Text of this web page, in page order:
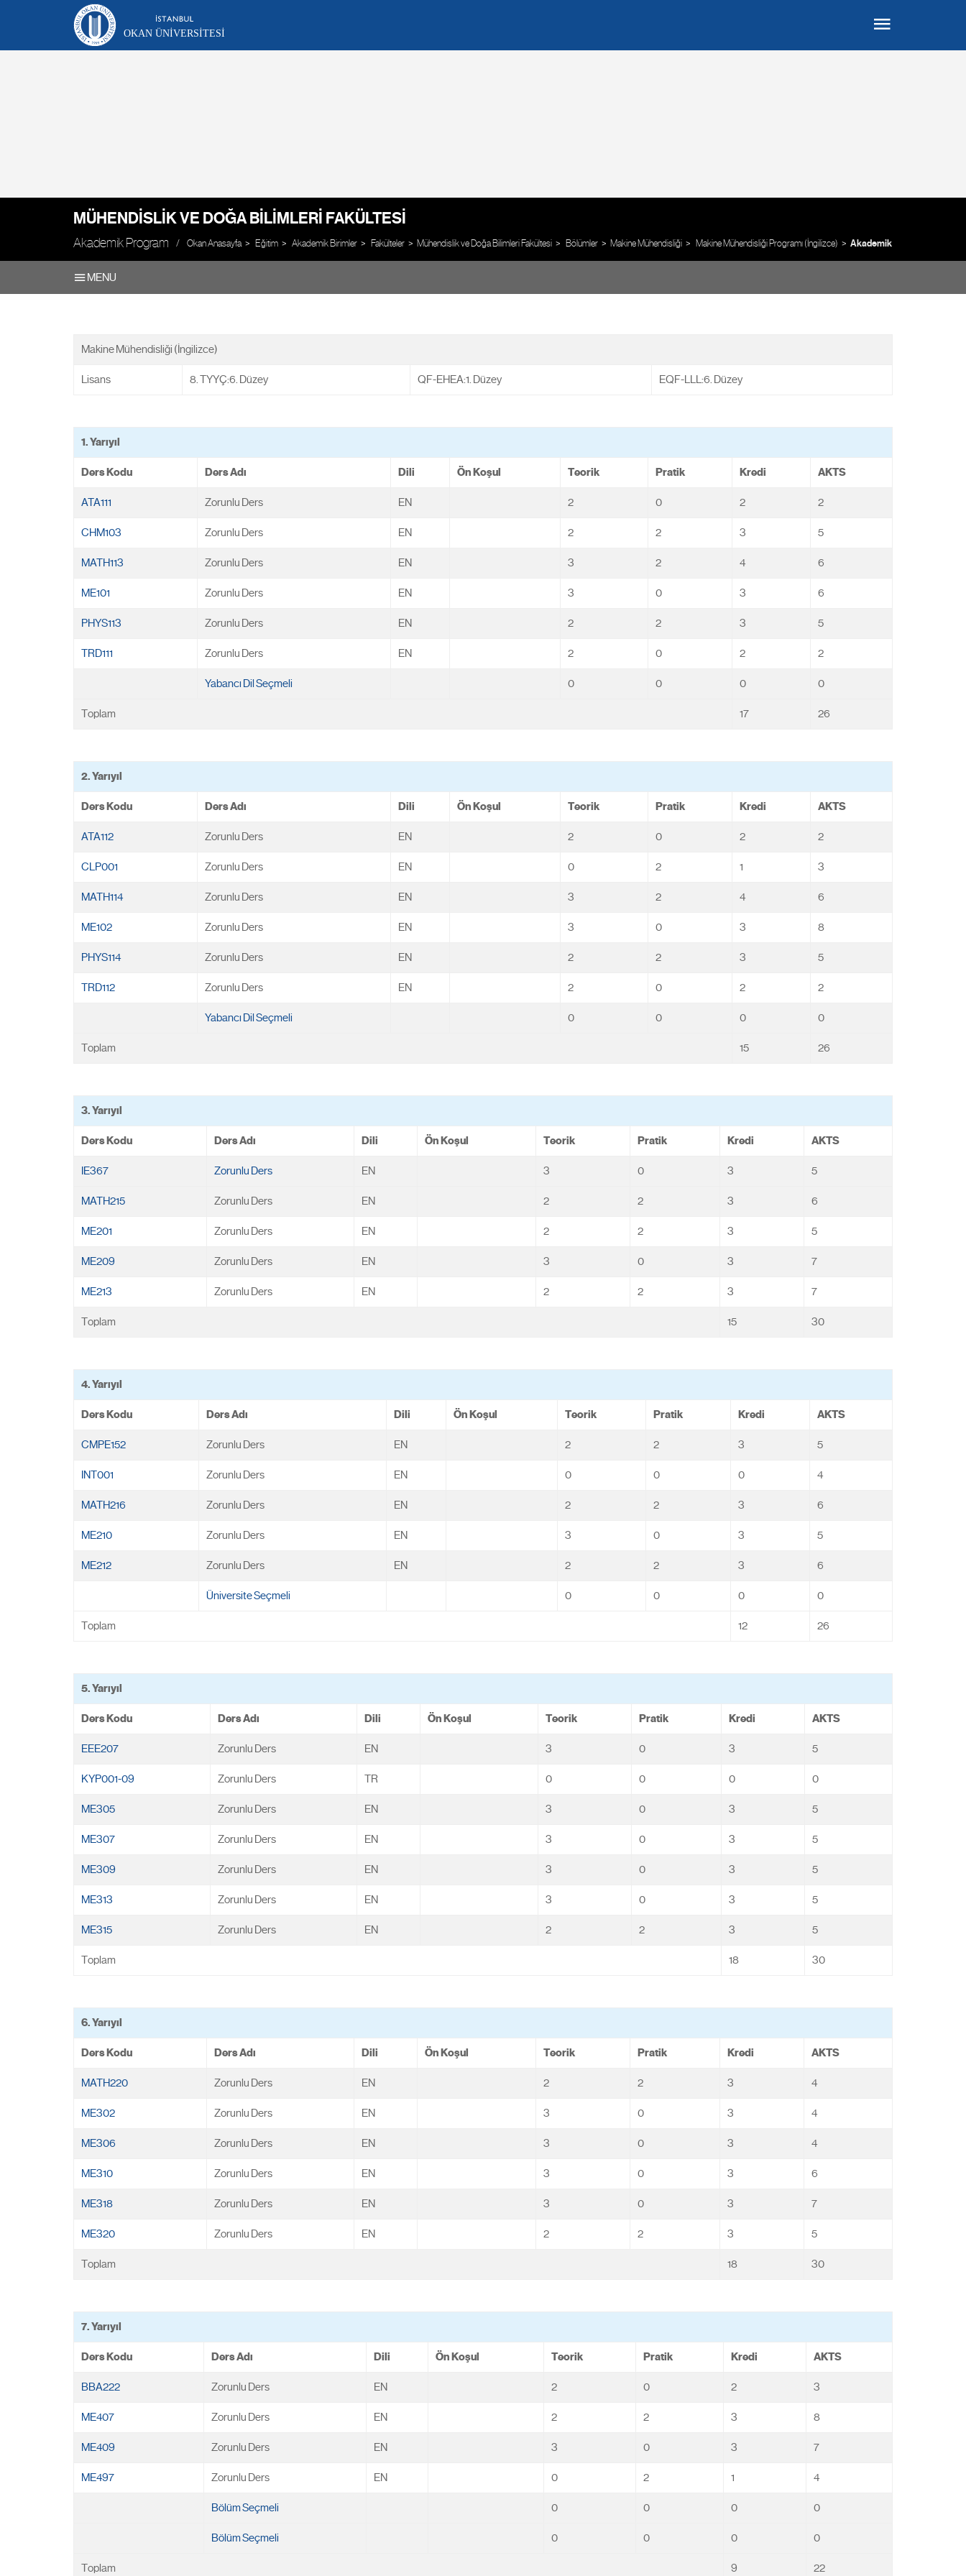
OKAN ÜNIVERSITESI
MÜHENDISLIK VE DOĞA BILIMLERI FAKÜLTESI
Akademik Program Okan Anasayfa Eğitim Akademik Birimler Fakülteler Mühendislik ve Doğa Bilimleri Fakültesi Bölümler Makine Mühendisliği Makine Mühendisliği Programı (İngilizce) Akademik Program
MENU
Makine Mühendisliği (İngilizce)
Lisans 8. TYYÇ:6. Düzey QF-EHEA:1. Düzey EQF-LLL:6. Düzey
1. Yarıyıl
Ders Kodu Ders Adı Dili Ön Koşul Teorik Pratik Kredi AKTS
ATA111 Zorunlu Ders EN 2 0 2 2
CHM103 Zorunlu Ders EN 2 2 3 5
MATH113 Zorunlu Ders EN 3 2 4 6
ME101 Zorunlu Ders EN 3 0 3 6
PHYS113 Zorunlu Ders EN 2 2 3 5
TRD111 Zorunlu Ders EN 2 0 2 2
Yabancı Dil Seçmeli 0 0 0 0
Toplam 17 26
2. Yarıyıl
Ders Kodu Ders Adı Dili Ön Koşul Teorik Pratik Kredi AKTS
ATA112 Zorunlu Ders EN 2 0 2 2
CLP001 Zorunlu Ders EN 0 2 1 3
MATH114 Zorunlu Ders EN 3 2 4 6
ME102 Zorunlu Ders EN 3 0 3 8
PHYS114 Zorunlu Ders EN 2 2 3 5
TRD112 Zorunlu Ders EN 2 0 2 2
Yabancı Dil Seçmeli 0 0 0 0
Toplam 15 26
3. Yarıyıl
Ders Kodu Ders Adı Dili Ön Koşul Teorik Pratik Kredi AKTS
IE367 Zorunlu Ders EN 3 0 3 5
MATH215 Zorunlu Ders EN 2 2 3 6
ME201 Zorunlu Ders EN 2 2 3 5
ME209 Zorunlu Ders EN 3 0 3 7
ME213 Zorunlu Ders EN 2 2 3 7
Toplam 15 30
4. Yarıyıl
Ders Kodu Ders Adı Dili Ön Koşul Teorik Pratik Kredi AKTS
CMPE152 Zorunlu Ders EN 2 2 3 5
INT001 Zorunlu Ders EN 0 0 0 4
MATH216 Zorunlu Ders EN 2 2 3 6
ME210 Zorunlu Ders EN 3 0 3 5
ME212 Zorunlu Ders EN 2 2 3 6
Üniversite Seçmeli 0 0 0 0
Toplam 12 26
5. Yarıyıl
Ders Kodu Ders Adı Dili Ön Koşul Teorik Pratik Kredi AKTS
EEE207 Zorunlu Ders EN 3 0 3 5
KYP001-09 Zorunlu Ders TR 0 0 0 0
ME305 Zorunlu Ders EN 3 0 3 5
ME307 Zorunlu Ders EN 3 0 3 5
ME309 Zorunlu Ders EN 3 0 3 5
ME313 Zorunlu Ders EN 3 0 3 5
ME315 Zorunlu Ders EN 2 2 3 5
Toplam 18 30
6. Yarıyıl
Ders Kodu Ders Adı Dili Ön Koşul Teorik Pratik Kredi AKTS
MATH220 Zorunlu Ders EN 2 2 3 4
ME302 Zorunlu Ders EN 3 0 3 4
ME306 Zorunlu Ders EN 3 0 3 4
ME310 Zorunlu Ders EN 3 0 3 6
ME318 Zorunlu Ders EN 3 0 3 7
ME320 Zorunlu Ders EN 2 2 3 5
Toplam 18 30
7. Yarıyıl
Ders Kodu Ders Adı Dili Ön Koşul Teorik Pratik Kredi AKTS
BBA222 Zorunlu Ders EN 2 0 2 3
ME407 Zorunlu Ders EN 2 2 3 8
ME409 Zorunlu Ders EN 3 0 3 7
ME497 Zorunlu Ders EN 0 2 1 4
Bölüm Seçmeli 0 0 0 0
Bölüm Seçmeli 0 0 0 0
Toplam 9 22